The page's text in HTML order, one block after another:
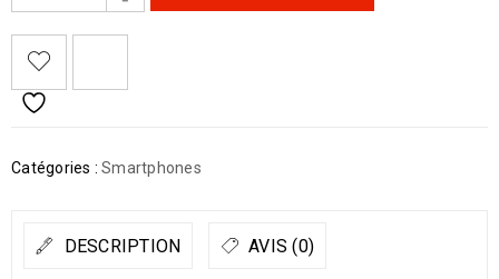
Catégories : Smartphones
DESCRIPTION AVIS (0)